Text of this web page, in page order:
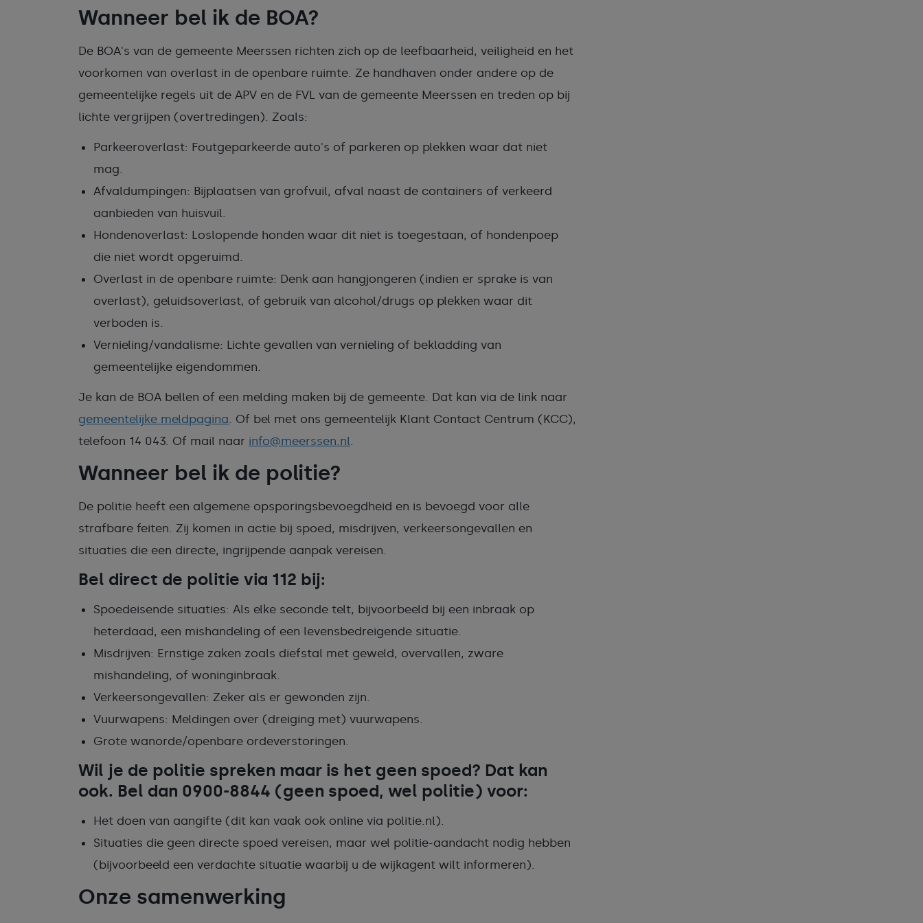
Wanneer bel ik de BOA?
De BOA's van de gemeente Meerssen richten zich op de leefbaarheid, veiligheid en het
voorkomen van overlast in de openbare ruimte. Ze handhaven onder andere op de
gemeentelijke regels uit de APV en de FVL van de gemeente Meerssen en treden op bij
lichte vergrijpen (overtredingen). Zoals:
Parkeeroverlast: Foutgeparkeerde auto's of parkeren op plekken waar dat niet
mag.
Afvaldumpingen: Bijplaatsen van grofvuil, afval naast de containers of verkeerd
aanbieden van huisvuil.
Hondenoverlast: Loslopende honden waar dit niet is toegestaan, of hondenpoep
die niet wordt opgeruimd.
Overlast in de openbare ruimte: Denk aan hangjongeren (indien er sprake is van
overlast), geluidsoverlast, of gebruik van alcohol/drugs op plekken waar dit
verboden is.
Vernieling/vandalisme: Lichte gevallen van vernieling of bekladding van
gemeentelijke eigendommen.
Je kan de BOA bellen of een melding maken bij de gemeente. Dat kan via de link naar
gemeentelijke meldpagina. Of bel met ons gemeentelijk Klant Contact Centrum (KCC),
telefoon 14 043. Of mail naar info@meerssen.nl.
Wanneer bel ik de politie?
De politie heeft een algemene opsporingsbevoegdheid en is bevoegd voor alle
strafbare feiten. Zij komen in actie bij spoed, misdrijven, verkeersongevallen en
situaties die een directe, ingrijpende aanpak vereisen.
Bel direct de politie via 112 bij:
Spoedeisende situaties: Als elke seconde telt, bijvoorbeeld bij een inbraak op
heterdaad, een mishandeling of een levensbedreigende situatie.
Misdrijven: Ernstige zaken zoals diefstal met geweld, overvallen, zware
mishandeling, of woninginbraak.
Verkeersongevallen: Zeker als er gewonden zijn.
Vuurwapens: Meldingen over (dreiging met) vuurwapens.
Grote wanorde/openbare ordeverstoringen.
Wil je de politie spreken maar is het geen spoed? Dat kan
ook. Bel dan 0900-8844 (geen spoed, wel politie) voor:
Het doen van aangifte (dit kan vaak ook online via politie.nl).
Situaties die geen directe spoed vereisen, maar wel politie-aandacht nodig hebben
(bijvoorbeeld een verdachte situatie waarbij u de wijkagent wilt informeren).
Onze samenwerking